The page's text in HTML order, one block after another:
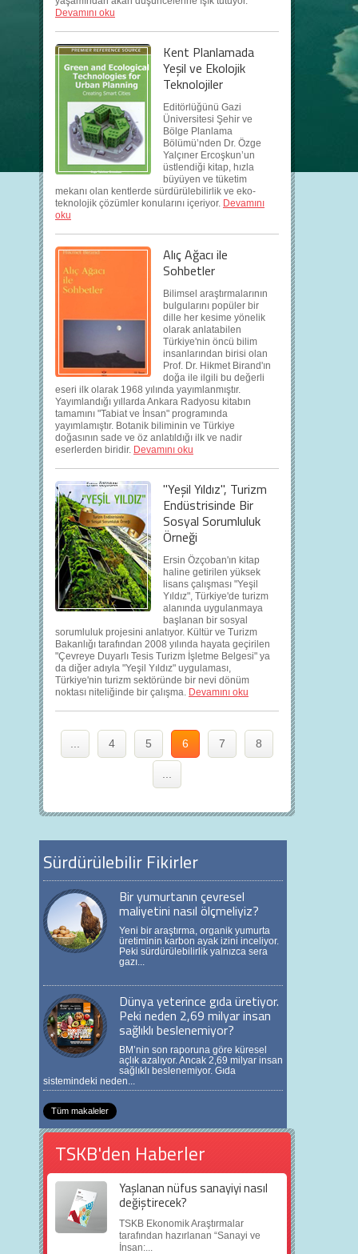
Devamını oku
Kent Planlamada
Yeşil ve Ekolojik
Teknolojiler
Editörlüğünü Gazi
Üniversitesi Şehir ve
Bölge Planlama
Bölümü’nden Dr. Özge
Yalçıner Ercoşkun’un
üstlendiği kitap, hızla
büyüyen ve tüketim
mekanı olan kentlerde sürdürülebilirlik ve eko-
teknolojik çözümler konularını içeriyor. Devamını
oku
Alıç Ağacı ile
Sohbetler
Bilimsel araştırmalarının
bulgularını popüler bir
dille her kesime yönelik
olarak anlatabilen
Türkiye'nin öncü bilim
insanlarından birisi olan
Prof. Dr. Hikmet Birand'ın
doğa ile ilgili bu değerli
eseri ilk olarak 1968 yılında yayımlanmıştır.
Yayımlandığı yıllarda Ankara Radyosu kitabın
tamamını "Tabiat ve İnsan" programında
yayımlamıştır. Botanik biliminin ve Türkiye
doğasının sade ve öz anlatıldığı ilk ve nadir
eserlerden biridir. Devamını oku
"Yeşil Yıldız", Turizm
Endüstrisinde Bir
Sosyal Sorumluluk
Örneği
Ersin Özçoban'ın kitap
haline getirilen yüksek
lisans çalışması "Yeşil
Yıldız", Türkiye'de turizm
alanında uygulanmaya
başlanan bir sosyal
sorumluluk projesini anlatıyor. Kültür ve Turizm
Bakanlığı tarafından 2008 yılında hayata geçirilen
"Çevreye Duyarlı Tesis Turizm İşletme Belgesi" ya
da diğer adıyla "Yeşil Yıldız" uygulaması,
Türkiye'nin turizm sektöründe bir nevi dönüm
noktası niteliğinde bir çalışma. Devamını oku
4 5 6 7 8
Sürdürülebilir Fikirler
Bir yumurtanın çevresel
maliyetini nasıl ölçmeliyiz?
Yeni bir araştırma, organik yumurta
üretiminin karbon ayak izini inceliyor.
Peki sürdürülebilirlik yalnızca sera
gazı...
Dünya yeterince gıda üretiyor.
Peki neden 2,69 milyar insan
sağlıklı beslenemiyor?
BM’nin son raporuna göre küresel
açlık azalıyor. Ancak 2,69 milyar insan
sağlıklı beslenemiyor. Gıda
sistemindeki neden...
Tüm makaleler
TSKB'den Haberler
Yaşlanan nüfus sanayiyi nasıl
değiştirecek?
TSKB Ekonomik Araştırmalar
tarafından hazırlanan “Sanayi ve
İnsan:...